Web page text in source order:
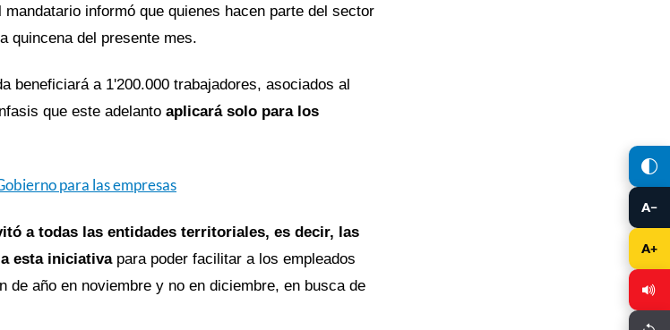
A−
A+
mandatario informó que quienes hacen parte del sector
quincena del presente mes.
beneficiará a 1'200.000 trabajadores, asociados al
que este adelanto aplicará solo para los
para las empresas
a todas las entidades territoriales, es decir, las
esta iniciativa para poder facilitar a los empleados
de año en noviembre y no en diciembre, en busca de